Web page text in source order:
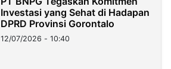
Investasi yang Sehat di Hadapan
DPRD Provinsi Gorontalo
12/07/2026 - 10:40